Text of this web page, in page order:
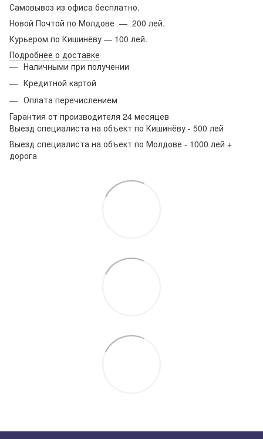
Самовывоз из офиса бесплатно.
Новой Почтой по Молдове — 200 лей.
Курьером по Кишинёву — 100 лей.
Подробнее о доставке
Наличными при получении
Кредитной картой
Оплата перечислением
Гарантия от производителя 24 месяцев
Выезд специалиста на объект по Кишинёву - 500 лей
Выезд специалиста на объект по Молдове - 1000 лей +
дорога